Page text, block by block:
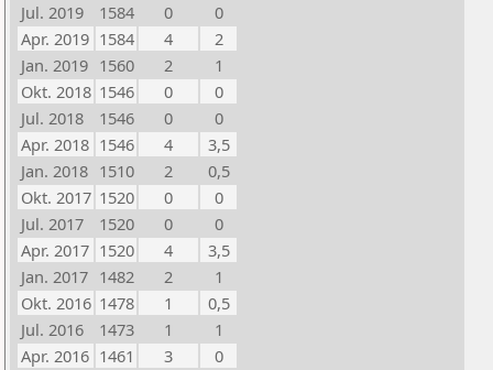
Jul. 2019
1584 0
0
Apr. 2019 1584 4
2
Jan. 2019 1560 2
1
Okt. 2018 1546 0
0
Jul. 2018
1546 0
0
Apr. 2018 1546 4
3,5
Jan. 2018 1510 2
0,5
Okt. 2017 1520 0
0
Jul. 2017
1520 0
0
Apr. 2017 1520 4
3,5
Jan. 2017 1482 2
1
Okt. 2016 1478 1
0,5
Jul. 2016
1473 1
1
Apr. 2016 1461 3
0